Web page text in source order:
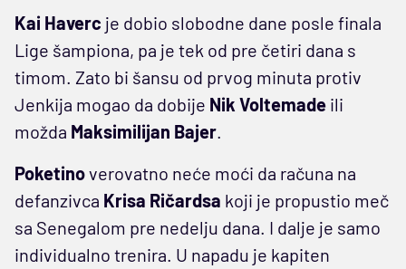
Kai Haverc je dobio slobodne dane posle finala
Lige šampiona, pa je tek od pre četiri dana s
timom. Zato bi šansu od prvog minuta protiv
Jenkija mogao da dobije Nik Voltemade ili
možda Maksimilijan Bajer.
Poketinoverovatno neće moći da računa na
defanzivca Krisa Ričardsa koji je propustio meč
sa Senegalom pre nedelju dana. I dalje je samo
individualno trenira. U napadu je kapiten